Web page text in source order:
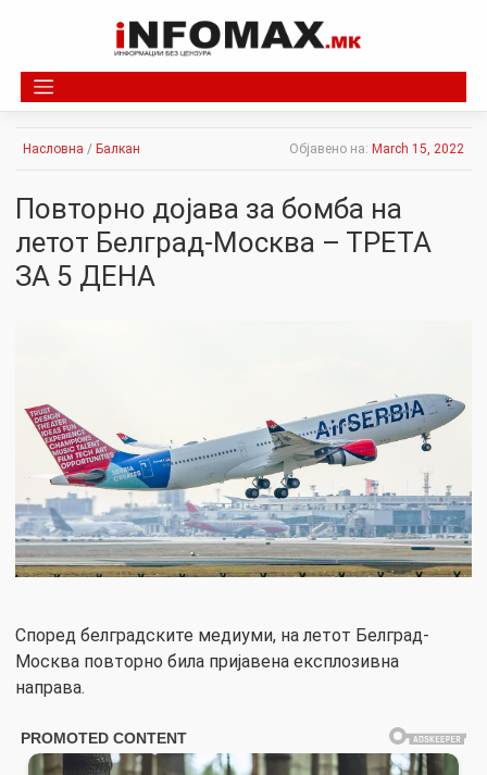
Насловна / Балкан Објавено на: March 15, 2022
Повторно дојава за бомба на
летот Белград-Москва – ТРЕТА
ЗА 5 ДЕНА
Според белградските медиуми, на летот Белград-
Москва повторно била пријавена експлозивна
направа.